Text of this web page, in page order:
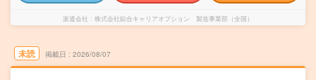
派遣会社 株式会社綜合キャリアオプション 製造事業部（全国）
未読 掲載日 2026/08/07